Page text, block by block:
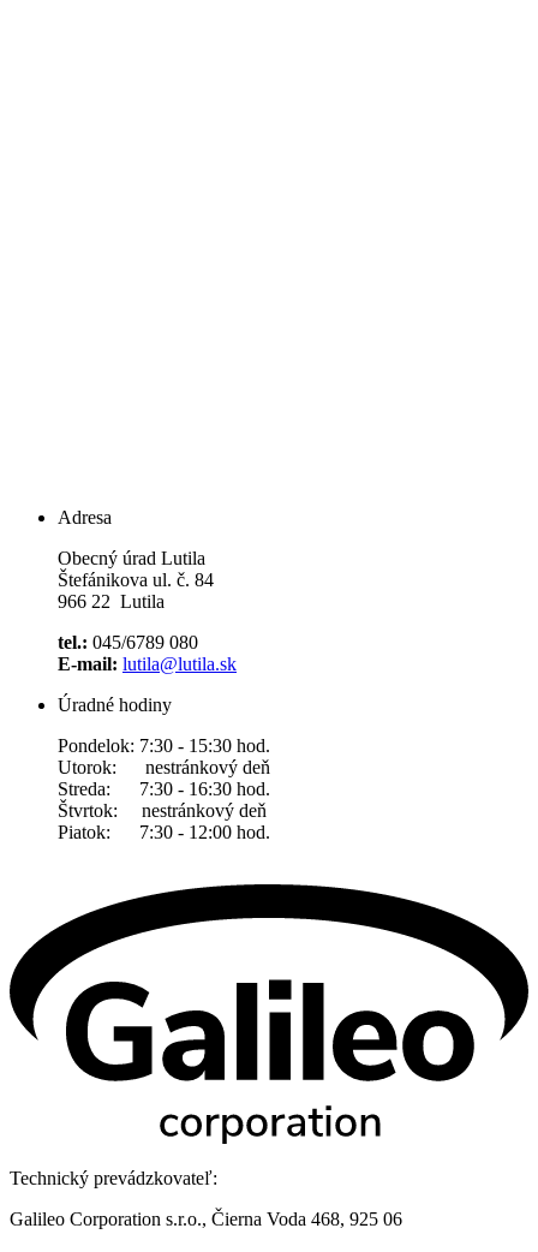
Adresa
Obecný úrad Lutila
Štefánikova ul. č. 84
966 22 Lutila
tel.: 045/6789 080
E-mail: lutila@lutila.sk
Úradné hodiny
Pondelok: 7:30 - 15:30 hod.
Utorok: nestránkový deň
Streda: 7:30 - 16:30 hod.
Štvrtok: nestránkový deň
Piatok: 7:30 - 12:00 hod.
Technický prevádzkovateľ:
Galileo Corporation s.r.o., Čierna Voda 468, 925 06